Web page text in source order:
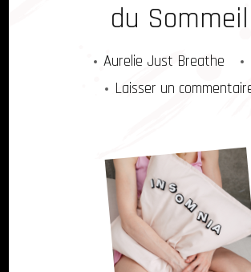
du Sommeil
Aurelie Just Breathe
Laisser un